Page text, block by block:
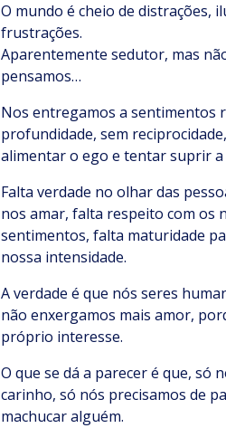
O mundo é cheio de distrações,
frustrações.
Aparentemente sedutor, mas
pensamos…
Nos entregamos a sentimentos
profundidade, sem
alimentar o ego e tentar suprir a
Falta verdade no olhar das
nos amar, falta respeito com os
sentimentos, falta maturidade
nossa intensidade.
A verdade é que nós seres
não enxergamos mais amor,
próprio interesse.
O que se dá a parecer é que, só
carinho, só nós precisamos de
machucar alguém.